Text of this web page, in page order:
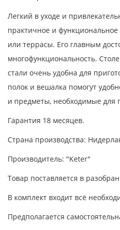
Легкий в уходе и
практичное и
или террасы. Его главным
многофункциональность.
стали очень удобна для
полок и вешалка помогут
и предметы, необходимые для
Гарантия 18 месяцев.
Страна производства:
Производитель: "Keter"
Товар поставляется в
В комплект входит всё
Предполагается